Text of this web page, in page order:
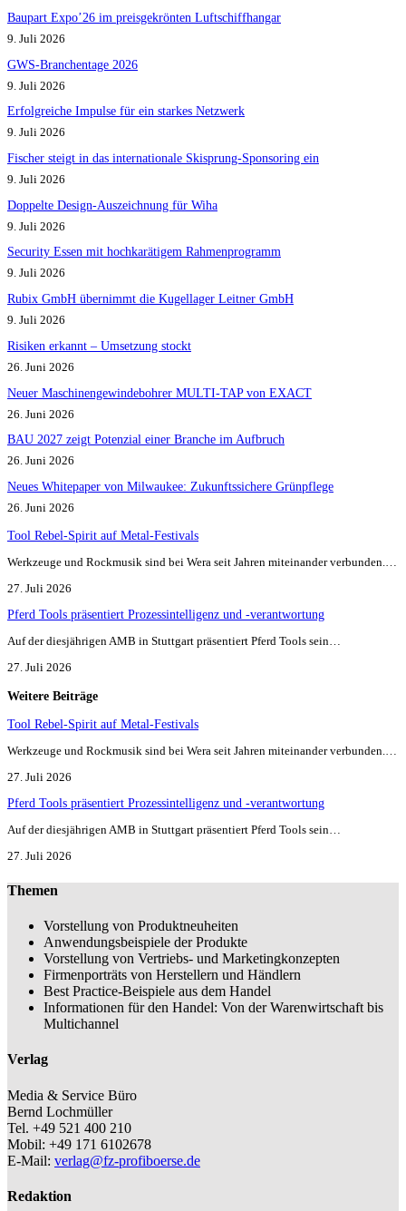
Baupart Expo’26 im preisgekrönten Luftschiffhangar
9. Juli 2026
GWS-Branchentage 2026
9. Juli 2026
Erfolgreiche Impulse für ein starkes Netzwerk
9. Juli 2026
Fischer steigt in das internationale Skisprung-Sponsoring ein
9. Juli 2026
Doppelte Design-Auszeichnung für Wiha
9. Juli 2026
Security Essen mit hochkarätigem Rahmenprogramm
9. Juli 2026
Rubix GmbH übernimmt die Kugellager Leitner GmbH
9. Juli 2026
Risiken erkannt – Umsetzung stockt
26. Juni 2026
Neuer Maschinengewindebohrer MULTI-TAP von EXACT
26. Juni 2026
BAU 2027 zeigt Potenzial einer Branche im Aufbruch​
26. Juni 2026
Neues Whitepaper von Milwaukee: Zukunftssichere Grünpflege
26. Juni 2026
Tool Rebel-Spirit auf Metal-Festivals
Werkzeuge und Rockmusik sind bei Wera seit Jahren miteinander verbunden.…
27. Juli 2026
Pferd Tools präsentiert Prozessintelligenz und -verantwortung
Auf der diesjährigen AMB in Stuttgart präsentiert Pferd Tools sein…
27. Juli 2026
Weitere Beiträge
Tool Rebel-Spirit auf Metal-Festivals
Werkzeuge und Rockmusik sind bei Wera seit Jahren miteinander verbunden.…
27. Juli 2026
Pferd Tools präsentiert Prozessintelligenz und -verantwortung
Auf der diesjährigen AMB in Stuttgart präsentiert Pferd Tools sein…
27. Juli 2026
Themen
Vorstellung von Produktneuheiten
Anwendungsbeispiele der Produkte
Vorstellung von Vertriebs- und Marketingkonzepten
Firmenporträts von Herstellern und Händlern
Best Practice-Beispiele aus dem Handel
Informationen für den Handel: Von der Warenwirtschaft bis
Multichannel
Verlag
Media & Service Büro
Bernd Lochmüller
Tel. +49 521 400 210
Mobil: +49 171 6102678
E-Mail: verlag@fz-profiboerse.de
Redaktion